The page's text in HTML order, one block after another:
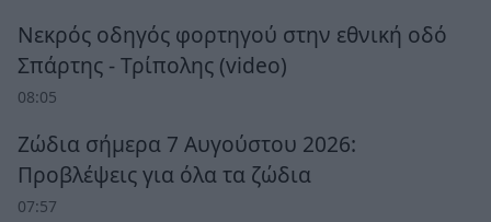
Νεκρός οδηγός φορτηγού στην εθνική οδό
Σπάρτης - Τρίπολης (video)
08:05
Ζώδια σήμερα 7 Αυγούστου 2026:
Προβλέψεις για όλα τα ζώδια
07:57